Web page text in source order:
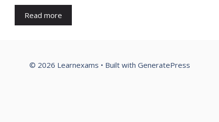
Read more
© 2026 Learnexams • Built with GeneratePress